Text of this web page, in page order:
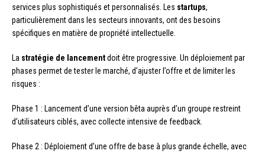
services plus sophistiqués et personnalisés. Les startups,
particulièrement dans les secteurs innovants, ont des besoins
spécifiques en matière de propriété intellectuelle.
La stratégie de lancementdoit être progressive. Un déploiement par
phases permet de tester le marché, d’ajuster l’offre et de limiter les
risques :
Phase 1 : Lancement d’une version bêta auprès d’un groupe restreint
d’utilisateurs ciblés, avec collecte intensive de feedback.
Phase 2 : Déploiement d’une offre de base à plus grande échelle, avec